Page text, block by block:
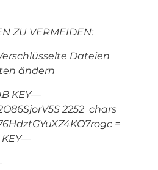
ZU VERMEIDEN:
Dateien
ändern
KEY—
2252_chars
=
KEY—